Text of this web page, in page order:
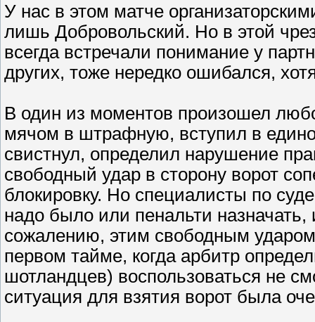
У нас в этом матче
лишь Добровольский. Но в этой
всегда встречали понимание у
других, тоже нередко ошибался,
В один из моментов произошел
мячом в штрафную, вступил в
свистнул, определил нарушение
свободный удар в сторону ворот
блокировку. Но специалисты по
надо было или пенальти
сожалению, этим свободным
первом тайме, когда арбитр
шотландцев) воспользоваться не
ситуация для взятия ворот была